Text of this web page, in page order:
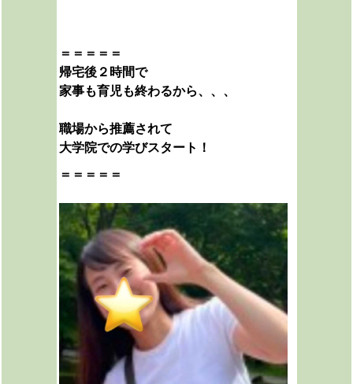
＝＝＝＝＝
帰宅後２時間で
家事も育児も終わるから、、、
職場から推薦されて
大学院での学びスタート！
＝＝＝＝＝